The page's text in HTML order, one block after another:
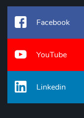
Facebook
YouTube
Linkedin